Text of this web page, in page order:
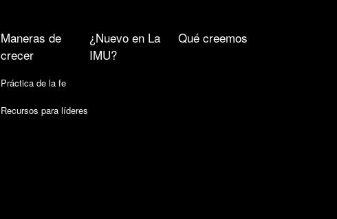
Maneras de
crecer
Práctica de la fe
Recursos para líderes
¿Nuevo en La
IMU?
Qué creemos